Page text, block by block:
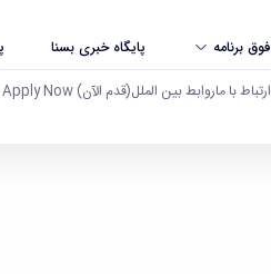
فوق برنامه پایگاه خبری بسنا
ارتباط با ماروابط بین الملل(قدم الآن) Apply Now